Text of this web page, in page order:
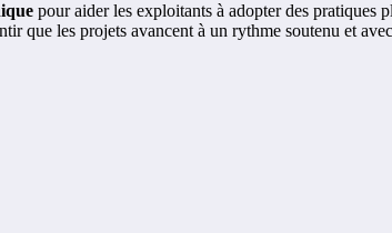
pour aider les exploitants à adopter des pratiques
que les projets avancent à un rythme soutenu et